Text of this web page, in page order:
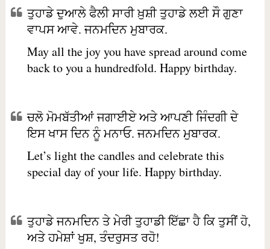
ਤੁਹਾਡੇ ਦੁਆਲੇ ਫੈਲੀ ਸਾਰੀ ਖ਼ੁਸ਼ੀ ਤੁਹਾਡੇ ਲਈ ਸੌ ਗੁਣਾ
ਵਾਪਸ ਆਵੇ. ਜਨਮਦਿਨ ਮੁਬਾਰਕ.
May all the joy you have spread around come
back to you a hundredfold. Happy birthday.
ਚਲੋ ਮੋਮਬੱਤੀਆਂ ਜਗਾਈਏ ਅਤੇ ਆਪਣੀ ਜਿੰਦਗੀ ਦੇ
ਇਸ ਖਾਸ ਦਿਨ ਨੂੰ ਮਨਾਓ. ਜਨਮਦਿਨ ਮੁਬਾਰਕ.
Let’s light the candles and celebrate this
special day of your life. Happy birthday.
ਤੁਹਾਡੇ ਜਨਮਦਿਨ ਤੇ ਮੇਰੀ ਤੁਹਾਡੀ ਇੱਛਾ ਹੈ ਕਿ ਤੁਸੀਂ ਹੋ,
ਅਤੇ ਹਮੇਸ਼ਾਂ ਖੁਸ਼, ਤੰਦਰੁਸਤ ਰਹੋ!